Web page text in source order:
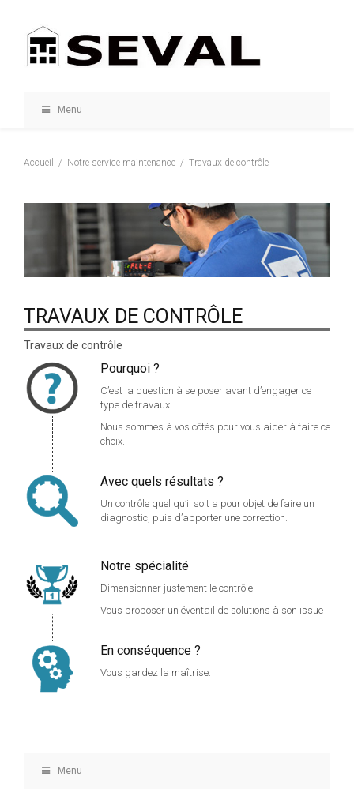
Menu
Accueil Notre service maintenance Travaux de contrôle
TRAVAUX DE CONTRÔLE
Travaux de contrôle
Pourquoi ?
C’est la question à se poser avant d’engager ce
type de travaux.
Nous sommes à vos côtés pour vous aider à faire ce
choix.
Avec quels résultats ?
Un contrôle quel qu’il soit a pour objet de faire un
diagnostic, puis d’apporter une correction.
Notre spécialité
Dimensionner justement le contrôle
Vous proposer un éventail de solutions à son issue
En conséquence ?
Vous gardez la maîtrise.
Menu